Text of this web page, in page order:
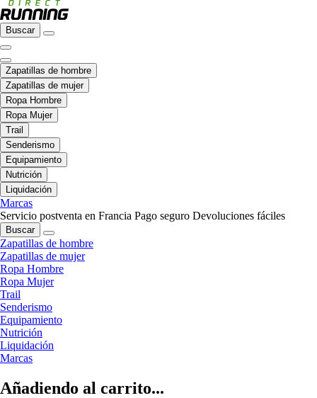
Buscar
Zapatillas de hombre
Zapatillas de mujer
Ropa Hombre
Ropa Mujer
Trail
Senderismo
Equipamiento
Nutrición
Liquidación
Marcas
Servicio postventa en Francia Pago seguro Devoluciones fáciles
Buscar
Zapatillas de hombre
Zapatillas de mujer
Ropa Hombre
Ropa Mujer
Trail
Senderismo
Equipamiento
Nutrición
Liquidación
Marcas
Añadiendo al carrito...